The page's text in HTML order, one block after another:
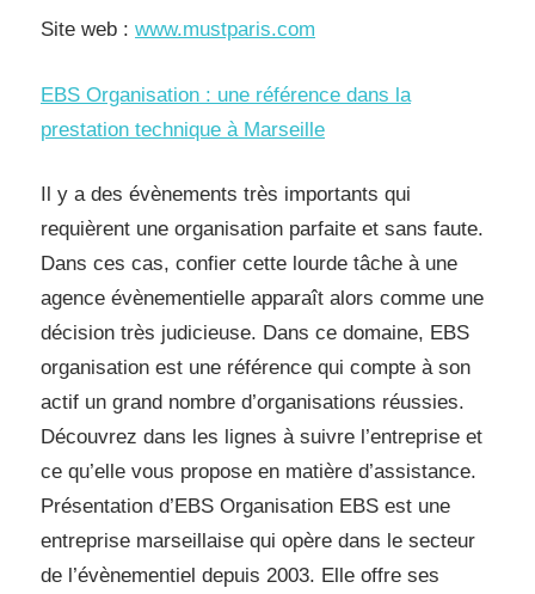
Site web : www.mustparis.com
EBS Organisation : une référence dans la
prestation technique à Marseille
Il y a des évènements très importants qui
requièrent une organisation parfaite et sans faute.
Dans ces cas, confier cette lourde tâche à une
agence évènementielle apparaît alors comme une
décision très judicieuse. Dans ce domaine, EBS
organisation est une référence qui compte à son
actif un grand nombre d’organisations réussies.
Découvrez dans les lignes à suivre l’entreprise et
ce qu’elle vous propose en matière d’assistance.
Présentation d’EBS Organisation EBS est une
entreprise marseillaise qui opère dans le secteur
de l’évènementiel depuis 2003. Elle offre ses